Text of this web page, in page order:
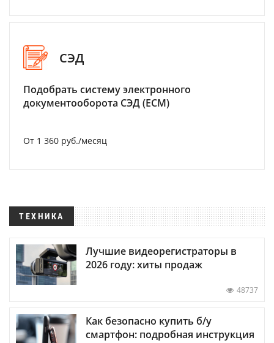
СЭД
Подобрать систему электронного
документооборота СЭД (ECM)
От 1 360 руб./месяц
ТЕХНИКА
Лучшие видеорегистраторы в
2026 году: хиты продаж
48737
Как безопасно купить б/у
смартфон: подробная инструкция